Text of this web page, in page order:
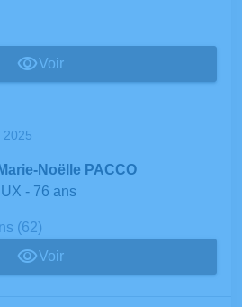
Voir
2025
Noëlle PACCO
- 76 ans
(62)
Voir